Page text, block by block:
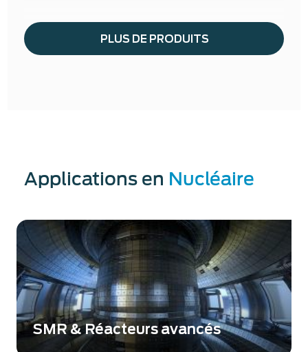
PLUS DE PRODUITS
Applications en Nucléaire
SMR & Réacteurs avancés